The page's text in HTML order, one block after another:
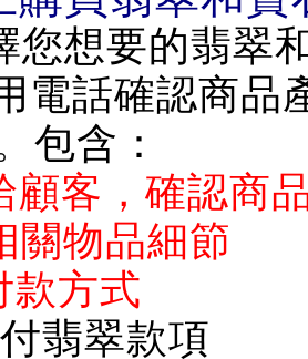
您想要的翡翠
電話確認商品
包含：
顧客，確認商
關物品細
款方式 F.
翡翠款項